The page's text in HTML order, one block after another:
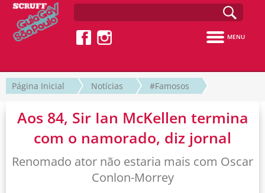
MENU
Página Inicial Notícias #Famosos
Aos 84, Sir Ian McKellen termina
com o namorado, diz jornal
Renomado ator não estaria mais com Oscar
Conlon-Morrey